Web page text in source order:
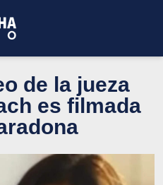
de la jueza
es filmada